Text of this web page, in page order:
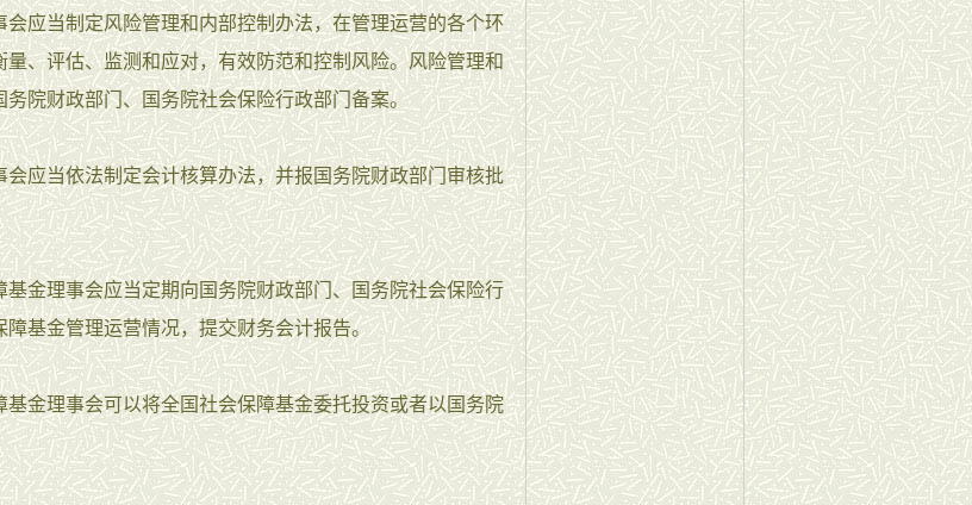
会应当制定风险管理和内部控制办法，在管理运营的各个环
量、评估、监测和应对，有效防范和控制风险。风险管理和
务院财政部门、国务院社会保险行政部门备案。
会应当依法制定会计核算办法，并报国务院财政部门审核批
金理事会应当定期向国务院财政部门、国务院社会保险行
基金管理运营情况，提交财务会计报告。
金理事会可以将全国社会保障基金委托投资或者以国务院